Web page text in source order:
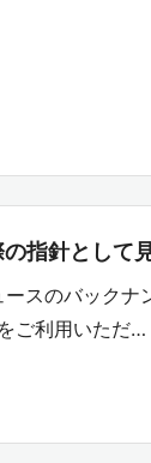
指針として
スのバック
ご利用いただ…